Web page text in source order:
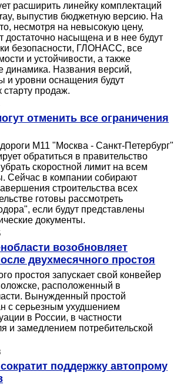
расширить линейку комплектаций
выпустив бюджетную версию. На
несмотря на невысокую цену,
достаточно насыщена и в нее будут
безопасности, ГЛОНАСС, все
и устойчивости, а также
динамика. Названия версий,
и уровни оснащения будут
продаж.
отменить все ограничения
М11 "Москва - Санкт-Петербург"
обратиться в правительство
скоростной лимит на всем
Сейчас в компании собирают
строительства всех
готовы рассмотреть
если будут представлены
документы.
возобновляет
двухмесячного простоя
простоя запускает свой конвейер
расположенный в
Вынужденный простой
с серьезным ухудшением
в России, в частности
и замедлением потребительской
поддержку автопрому